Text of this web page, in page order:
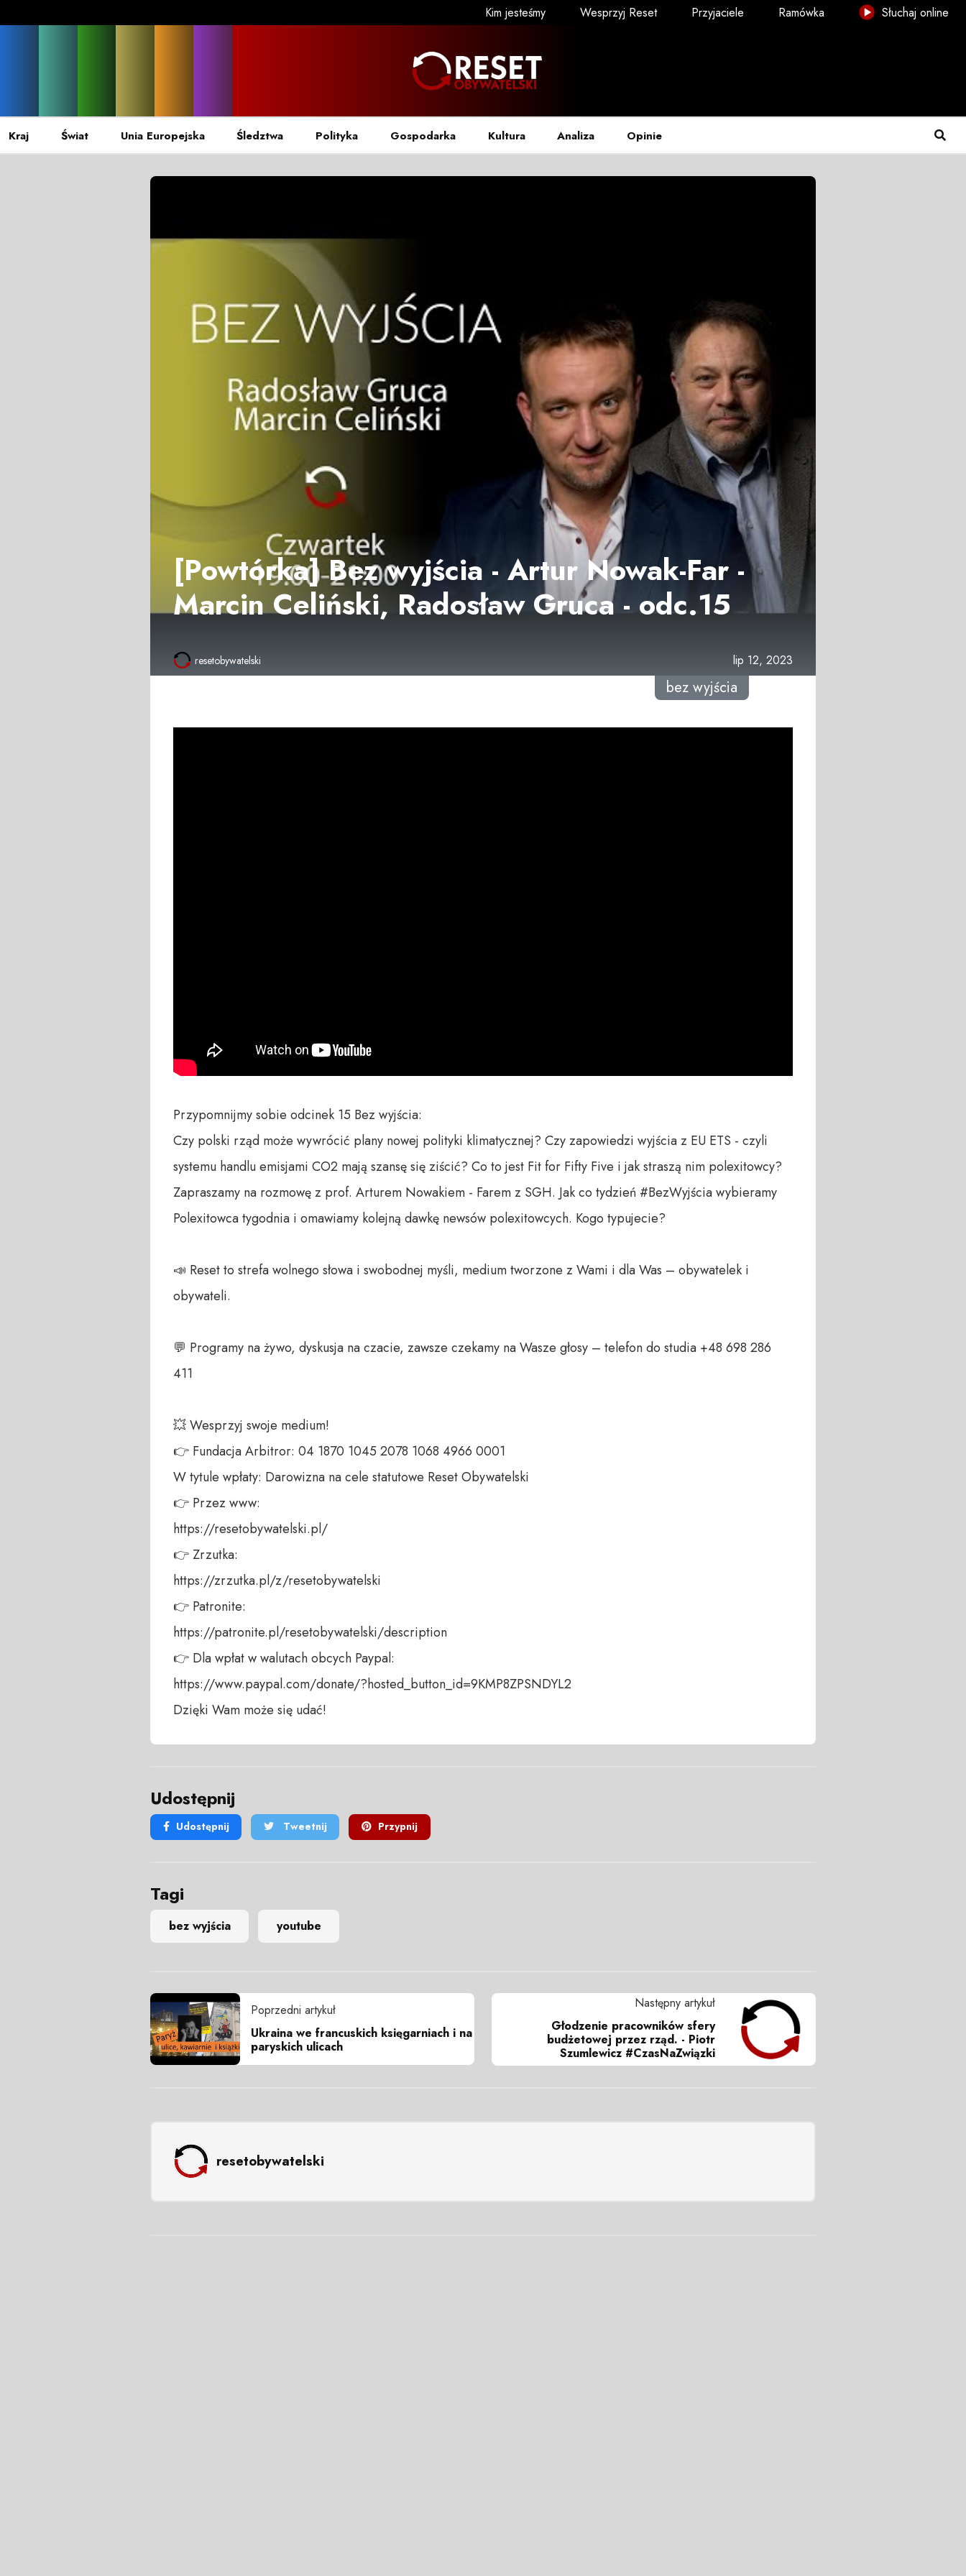
Kim jesteśmy Wesprzyj Reset Przyjaciele Ramówka Słuchaj online
Kraj Świat Unia Europejska Śledztwa Polityka Gospodarka Kultura Analiza Opinie
[Powtórka] Bez wyjścia - Artur Nowak-Far -
Marcin Celiński, Radosław Gruca - odc.15
resetobywatelski lip 12, 2023
bez wyjścia
Przypomnijmy sobie odcinek 15 Bez wyjścia:
Czy polski rząd może wywrócić plany nowej polityki klimatycznej? Czy zapowiedzi wyjścia z EU ETS - czyli
systemu handlu emisjami CO2 mają szansę się ziścić? Co to jest Fit for Fifty Five i jak straszą nim polexitowcy?
Zapraszamy na rozmowę z prof. Arturem Nowakiem - Farem z SGH. Jak co tydzień #BezWyjścia wybieramy
Polexitowca tygodnia i omawiamy kolejną dawkę newsów polexitowcych. Kogo typujecie?
📣 Reset to strefa wolnego słowa i swobodnej myśli, medium tworzone z Wami i dla Was – obywatelek i
obywateli.
💬 Programy na żywo, dyskusja na czacie, zawsze czekamy na Wasze głosy – telefon do studia +48 698 286
411
💥 Wesprzyj swoje medium!
👉 Fundacja Arbitror: 04 1870 1045 2078 1068 4966 0001
W tytule wpłaty: Darowizna na cele statutowe Reset Obywatelski
👉 Przez www:
https://resetobywatelski.pl/
👉 Zrzutka:
https://zrzutka.pl/z/resetobywatelski
👉 Patronite:
https://patronite.pl/resetobywatelski/description
👉 Dla wpłat w walutach obcych Paypal:
https://www.paypal.com/donate/?hosted_button_id=9KMP8ZPSNDYL2
Dzięki Wam może się udać!
Udostępnij
Udostępnij Tweetnij Przypnij
Tagi
bez wyjścia youtube
Poprzedni artykuł
Ukraina we francuskich księgarniach i na
paryskich ulicach
Następny artykuł
Głodzenie pracowników sfery
budżetowej przez rząd. - Piotr
Szumlewicz #CzasNaZwiązki
resetobywatelski